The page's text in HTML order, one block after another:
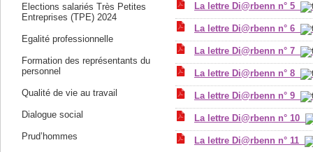
Elections salariés Très Petites
Entreprises (TPE) 2024
Egalité professionnelle
Formation des représentants du
personnel
Qualité de vie au travail
Dialogue social
Prud’hommes
La lettre Di@rbenn n° 5
La lettre Di@rbenn n° 6
La lettre Di@rbenn n° 7
La lettre Di@rbenn n° 8
La lettre Di@rbenn n° 9
La lettre Di@rbenn n° 10
La lettre Di@rbenn n° 11